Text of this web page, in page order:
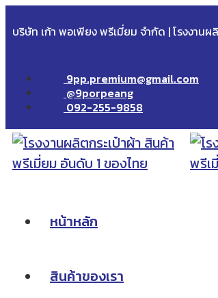
บริษัท เก้า พอเพียง พรีเมี่ยม จำกัด | โรงงาน
9pp.premium@gmail.com
@9porpeang
092-255-9858
หน้าหลัก
สินค้าของเรา